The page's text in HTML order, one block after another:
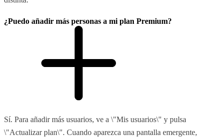
¿Puedo añadir más personas a mi plan Premium?
Sí. Para añadir más usuarios, ve a \"Mis usuarios\" y pulsa
\"Actualizar plan\". Cuando aparezca una pantalla emergente,